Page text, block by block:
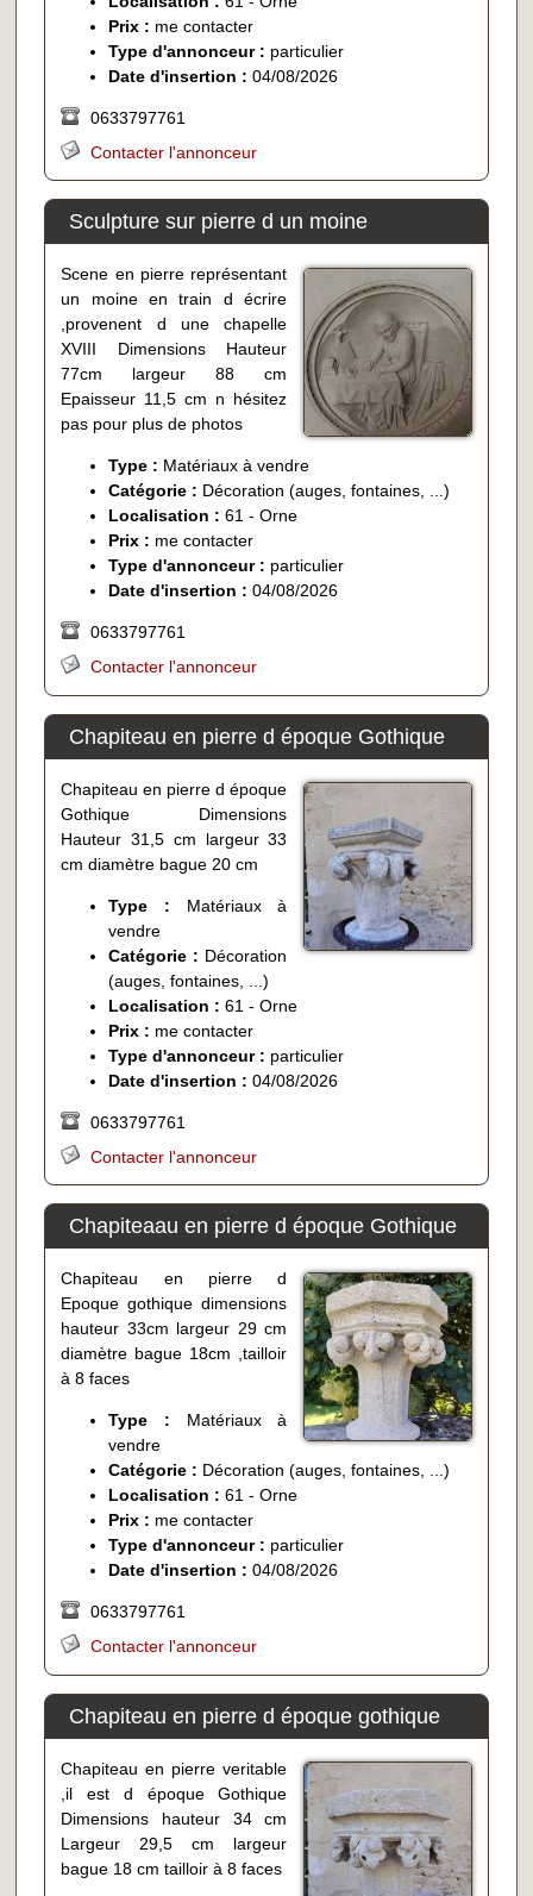
Prix : me contacter
Type d'annonceur : particulier
Date d'insertion :04/08/2026
0633797761
Contacter l'annonceur
Sculpture sur pierre d un moine
Scene en pierre représentant
un moine en train d écrire
,provenent d une chapelle
XVIII Dimensions Hauteur
77cm largeur 88 cm
Epaisseur 11,5 cm n hésitez
pas pour plus de photos
Type : Matériaux à vendre
Catégorie : Décoration (auges, fontaines, ...)
Localisation :61 - Orne
Prix : me contacter
Type d'annonceur : particulier
Date d'insertion :04/08/2026
0633797761
Contacter l'annonceur
Chapiteau en pierre d époque Gothique
Chapiteau en pierre d époque
Gothique Dimensions
Hauteur 31,5 cm largeur 33
cm diamètre bague 20 cm
Type : Matériaux à
vendre
Catégorie : Décoration
(auges, fontaines, ...)
Localisation :61 - Orne
Prix : me contacter
Type d'annonceur : particulier
Date d'insertion :04/08/2026
0633797761
Contacter l'annonceur
Chapiteaau en pierre d époque Gothique
Chapiteau en pierre d
Epoque gothique dimensions
hauteur 33cm largeur 29 cm
diamètre bague 18cm ,tailloir
à 8 faces
Type : Matériaux à
vendre
Catégorie : Décoration (auges, fontaines, ...)
Localisation :61 - Orne
Prix : me contacter
Type d'annonceur : particulier
Date d'insertion :04/08/2026
0633797761
Contacter l'annonceur
Chapiteau en pierre d époque gothique
Chapiteau en pierre veritable
,il est d époque Gothique
Dimensions hauteur 34 cm
Largeur 29,5 cm largeur
bague 18 cm tailloir à 8 faces